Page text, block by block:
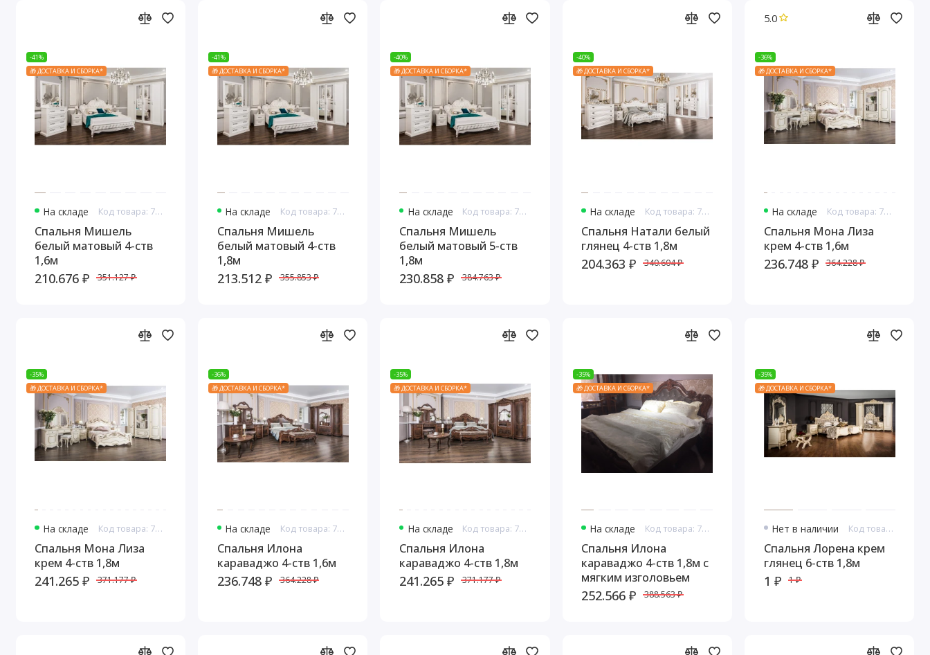
-41%
🎁 ДОСТАВКА И СБОРКА*
На складе Код товара: 7605
Спальня Мишель
белый матовый 4-ств
1,6м
210.676 ₽ 351.127 ₽
-41%
🎁 ДОСТАВКА И СБОРКА*
На складе Код товара: 7606
Спальня Мишель
белый матовый 4-ств
1,8м
213.512 ₽ 355.853 ₽
-40%
🎁 ДОСТАВКА И СБОРКА*
На складе Код товара: 7607
Спальня Мишель
белый матовый 5-ств
1,8м
230.858 ₽ 384.763 ₽
-40%
🎁 ДОСТАВКА И СБОРКА*
На складе Код товара: 7611
Спальня Натали белый
глянец 4-ств 1,8м
204.363 ₽ 340.604 ₽
5.0
-36%
🎁 ДОСТАВКА И СБОРКА*
На складе Код товара: 7640
Спальня Мона Лиза
крем 4-ств 1,6м
236.748 ₽ 364.228 ₽
-35%
🎁 ДОСТАВКА И СБОРКА*
На складе Код товара: 7641
Спальня Мона Лиза
крем 4-ств 1,8м
241.265 ₽ 371.177 ₽
-36%
🎁 ДОСТАВКА И СБОРКА*
На складе Код товара: 7643
Спальня Илона
караваджо 4-ств 1,6м
236.748 ₽ 364.228 ₽
-35%
🎁 ДОСТАВКА И СБОРКА*
На складе Код товара: 7644
Спальня Илона
караваджо 4-ств 1,8м
241.265 ₽ 371.177 ₽
-35%
🎁 ДОСТАВКА И СБОРКА*
На складе Код товара: 7645
Спальня Илона
караваджо 4-ств 1,8м с
мягким изголовьем
252.566 ₽ 388.563 ₽
-35%
🎁 ДОСТАВКА И СБОРКА*
Нет в наличии Код товара: 7655
Спальня Лорена крем
глянец 6-ств 1,8м
1 ₽ 1 ₽